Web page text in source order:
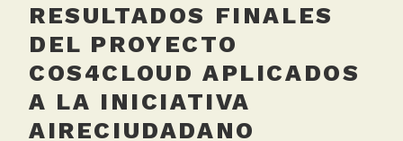
n
a
,
C
o
s
RESULTADOS FINALES
DEL PROYECTO
COS4CLOUD APLICADOS
A LA INICIATIVA
AIRECIUDADANO